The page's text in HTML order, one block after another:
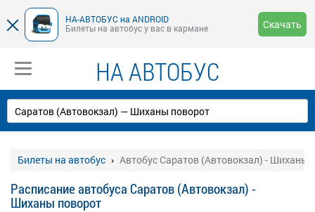
НА-АВТОБУС на ANDROID
Билеты на автобус у вас в кармане
Скачать
НА АВТОБУС
Билеты на автобус Автобус Саратов (Автовокзал) - Шиханы
Расписание автобуса Саратов (Автовокзал) -
Шиханы поворот